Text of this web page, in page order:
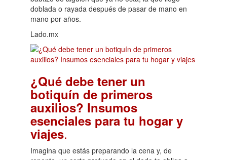
doblada o rayada después de pasar de mano en
mano por años.
Lado.mx
¿Qué debe tener un
botiquín de primeros
auxilios? Insumos
esenciales para tu hogar y
viajes.
Imagina que estás preparando la cena y, de